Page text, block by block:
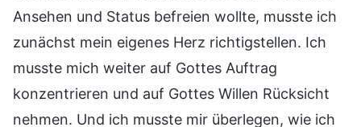
Ansehen und Status befreien wollte, musste ich
zunächst mein eigenes Herz richtigstellen. Ich
musste mich weiter auf Gottes Auftrag
konzentrieren und auf Gottes Willen Rücksicht
nehmen. Und ich musste mir überlegen, wie ich